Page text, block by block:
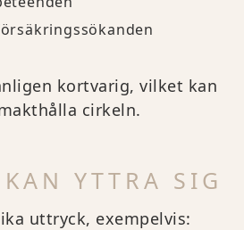
kortvarig, vilket kan
cirkeln.
YTTRA SIG
uttryck, exempelvis: